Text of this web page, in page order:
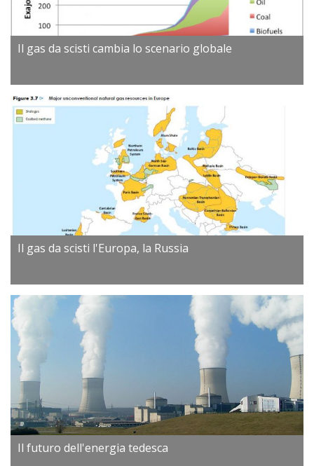
Il gas da scisti cambia lo scenario globale
Il gas da scisti l'Europa, la Russia
Il futuro dell'energia tedesca